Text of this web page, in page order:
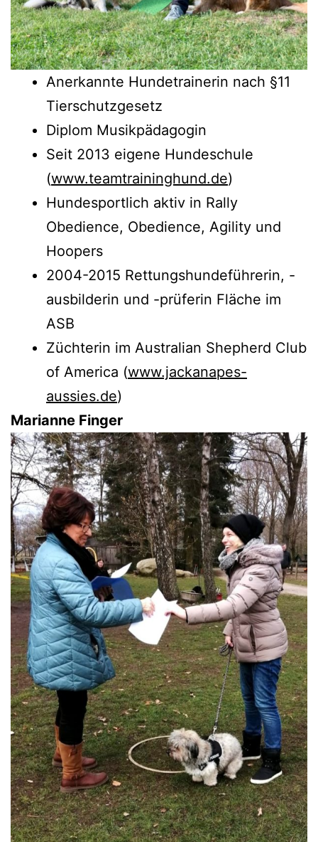
Anerkannte Hundetrainerin nach §11
Tierschutzgesetz
Diplom Musikpädagogin
Seit 2013 eigene Hundeschule
(www.teamtraininghund.de)
Hundesportlich aktiv in Rally
Obedience, Obedience, Agility und
Hoopers
2004-2015 Rettungshundeführerin, -
ausbilderin und -prüferin Fläche im
ASB
Züchterin im Australian Shepherd Club
of America (www.jackanapes-
aussies.de)
Marianne Finger